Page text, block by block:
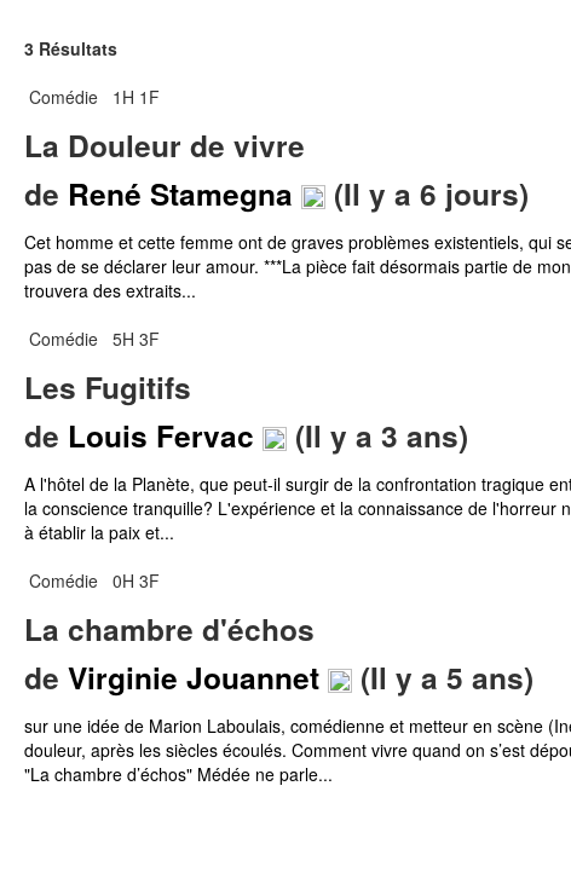
3 Résultats
Comédie
1H 1F
La Douleur de vivre
de René Stamegna (Il y a 6 jours)
Cet homme et cette femme ont de graves problèmes existentiels, qui
pas de se déclarer leur amour. ***La pièce fait désormais partie de
trouvera des extraits...
Comédie 5H 3F
Les Fugitifs
de Louis Fervac (Il y a 3 ans)
A l'hôtel de la Planète, que peut-il surgir de la confrontation tragique
la conscience tranquille? L'expérience et la connaissance de
à établir la paix et...
Comédie 0H 3F
La chambre d'échos
de Virginie Jouannet (Il y a 5 ans)
sur une idée de Marion Laboulais, comédienne et metteur en scène
douleur, après les siècles écoulés. Comment vivre quand on s’est
"La chambre d’échos" Médée ne parle...